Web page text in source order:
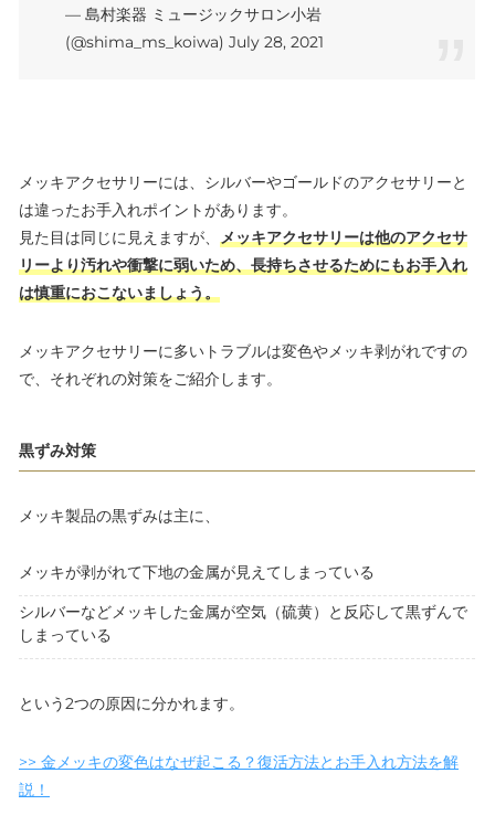
— 島村楽器 ミュージックサロン小岩
(@shima_ms_koiwa) July 28, 2021
メッキアクセサリーには、シルバーやゴールドのアクセサリーと
は違ったお手入れポイントがあります。
見た目は同じに見えますが、 メッキアクセサリーは他のアクセサ
リーより汚れや衝撃に弱いため、長持ちさせるためにもお手入れ
は慎重におこないましょう。
メッキアクセサリーに多いトラブルは変色やメッキ剥がれですの
で、それぞれの対策をご紹介します。
黒ずみ対策
メッキ製品の黒ずみは主に、
メッキが剥がれて下地の金属が見えてしまっている
シルバーなどメッキした金属が空気（硫黄）と反応して黒ずんで
しまっている
という2つの原因に分かれます。
>> 金メッキの変色はなぜ起こる？復活方法とお手入れ方法を解
説！